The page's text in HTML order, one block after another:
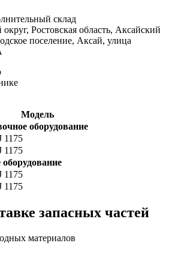
склад
Ростовская область, Аксайский
поселение, Аксай, улица
Модель
оборудование
1175
1175
1175
1175
запасных частей
материалов